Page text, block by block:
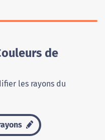
de
les rayons du